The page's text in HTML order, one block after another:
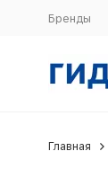
Бренды
Главная